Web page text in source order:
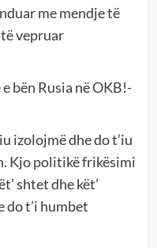
me mendje të
vepruar
bën Rusia në OKB!-
izolojmë dhe do t’iu
Kjo politikë frikësimi
shtet dhe kët’
do t’i humbet